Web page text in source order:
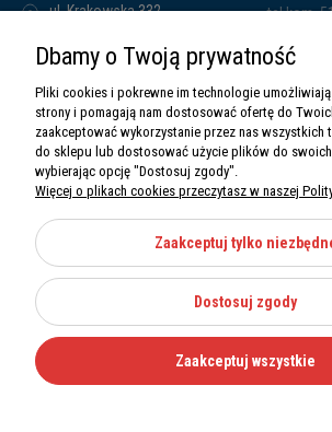
ul. Krakowska 332,
Sawim Group Mariusz Zdyb sp. k.
NIP: 5130284470
REGON: 5246591010
tel.kom.
O nas
Informacje
Moje konto
Kategorie
Dbamy o Twoją prywatność
Pliki cookies i pokrewne im technologie umożliwiają
strony i pomagają nam dostosować ofertę do
zaakceptować wykorzystanie przez nas wszystkich
do sklepu lub dostosować użycie plików do
wybierając opcję "Dostosuj zgody".
Więcej o plikach cookies przeczytasz w naszej
Zaakceptuj tylko
Dostosuj zgody
Zaakceptuj wszystkie